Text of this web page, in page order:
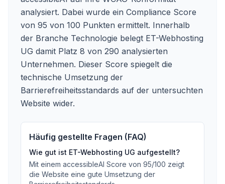
analysiert. Dabei wurde ein Compliance Score
von 95 von 100 Punkten ermittelt. Innerhalb
der Branche Technologie belegt ET-Webhosting
UG damit Platz 8 von 290 analysierten
Unternehmen. Dieser Score spiegelt die
technische Umsetzung der
Barrierefreiheitsstandards auf der untersuchten
Website wider.
Häufig gestellte Fragen (FAQ)
Wie gut ist ET-Webhosting UG aufgestellt?
Mit einem accessibleAI Score von 95/100 zeigt
die Website eine gute Umsetzung der